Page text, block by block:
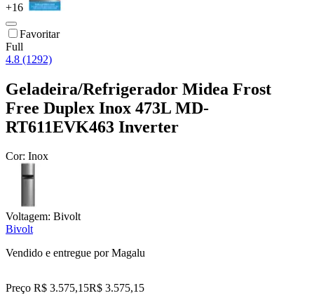
+16
Favoritar
Full
4.8 (1292)
Geladeira/Refrigerador Midea Frost
Free Duplex Inox 473L MD-
RT611EVK463 Inverter
Cor: Inox
Voltagem: Bivolt
Bivolt
Vendido e entregue por Magalu
Preço R$ 3.575,15R$ 3.575,15